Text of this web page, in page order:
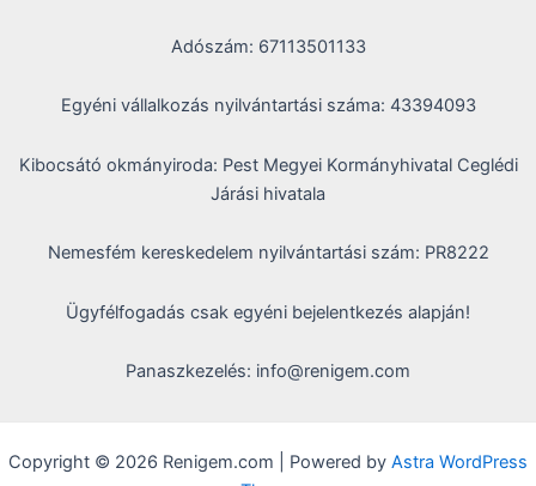
Adószám: 67113501133
Egyéni vállalkozás nyilvántartási száma: 43394093
Kibocsátó okmányiroda: Pest Megyei Kormányhivatal Ceglédi
Járási hivatala
Nemesfém kereskedelem nyilvántartási szám: PR8222
Ügyfélfogadás csak egyéni bejelentkezés alapján!
Panaszkezelés: info@renigem.com
Copyright © 2026 Renigem.com | Powered by Astra WordPress